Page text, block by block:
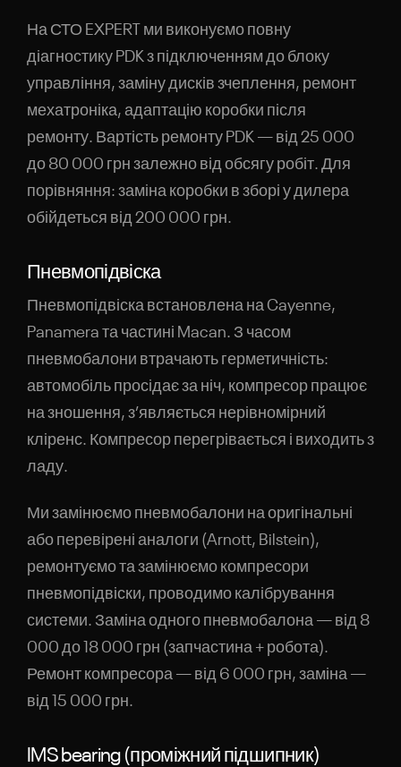
На СТО EXPERT ми виконуємо повну
діагностику PDK з підключенням до блоку
управління, заміну дисків зчеплення, ремонт
мехатроніка, адаптацію коробки після
ремонту. Вартість ремонту PDK — від 25 000
до 80 000 грн залежно від обсягу робіт. Для
порівняння: заміна коробки в зборі у дилера
обійдеться від 200 000 грн.
Пневмопідвіска
Пневмопідвіска встановлена на Cayenne,
Panamera та частині Macan. З часом
пневмобалони втрачають герметичність:
автомобіль просідає за ніч, компресор працює
на зношення, з’являється нерівномірний
кліренс. Компресор перегрівається і виходить з
ладу.
Ми замінюємо пневмобалони на оригінальні
або перевірені аналоги (Arnott, Bilstein),
ремонтуємо та замінюємо компресори
пневмопідвіски, проводимо калібрування
системи. Заміна одного пневмобалона — від 8
000 до 18 000 грн (запчастина + робота).
Ремонт компресора — від 6 000 грн, заміна —
від 15 000 грн.
IMS bearing (проміжний підшипник)